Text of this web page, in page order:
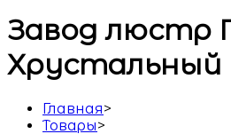
Завод люстр
Хрустальный
Главная>
Товары>